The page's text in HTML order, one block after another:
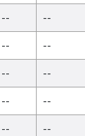
-- --
-- --
-- --
-- --
-- --